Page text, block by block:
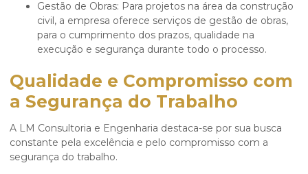
Gestão de Obras: Para projetos na área da construção
civil, a empresa oferece serviços de gestão de obras,
para o cumprimento dos prazos, qualidade na
execução e segurança durante todo o processo.
Qualidade e Compromisso com
a Segurança do Trabalho
A LM Consultoria e Engenharia destaca-se por sua busca
constante pela excelência e pelo compromisso com a
segurança do trabalho.